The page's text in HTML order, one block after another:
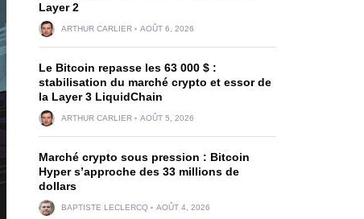
Layer 2
ARTHUR CARLIER AOÛT 6, 2026
Le Bitcoin repasse les 63 000 $ :
stabilisation du marché crypto et essor de
la Layer 3 LiquidChain
ARTHUR CARLIER AOÛT 5, 2026
Marché crypto sous pression : Bitcoin
Hyper s’approche des 33 millions de
dollars
BAPTISTE LECLERCQ AOÛT 4, 2026